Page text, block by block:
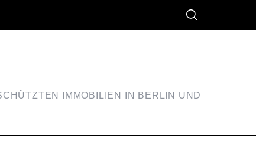
IMMOBILIEN IN BERLIN UND